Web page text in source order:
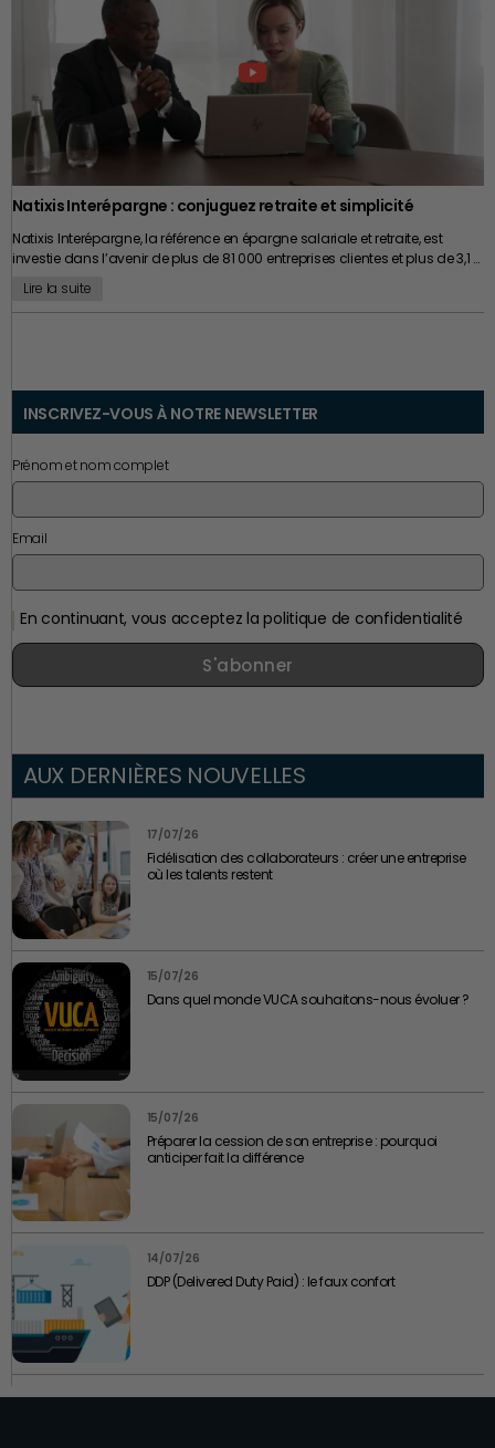
aux dirigeants de continuer à évoluer sans jamais perdre le lien avec
l’opérationnel. Car au fond, la véritable compétence stratégique n’est
peut-être plus simplement de savoir diriger une entreprise. Elle réside
désormais dans la capacité à continuer d’apprendre alors même que
l’on est déjà censé savoir.
Natixis Interépargne : conjuguez retraite et simplicité
Natixis Interépargne, la référence en épargne salariale et retraite, est
investie dans l’avenir de plus de 81 000 entreprises clientes et plus de 3,1 …
Lire la suite
INSCRIVEZ-VOUS À NOTRE NEWSLETTER
Prénom et nom complet
Email
En continuant, vous acceptez la politique de confidentialité
S'abonner
AUX DERNIÈRES NOUVELLES
17/07/26
Fidélisation des collaborateurs : créer une entreprise
où les talents restent
15/07/26
Dans quel monde VUCA souhaitons-nous évoluer ?
15/07/26
Préparer la cession de son entreprise : pourquoi
anticiper fait la différence
14/07/26
DDP (Delivered Duty Paid) : le faux confort